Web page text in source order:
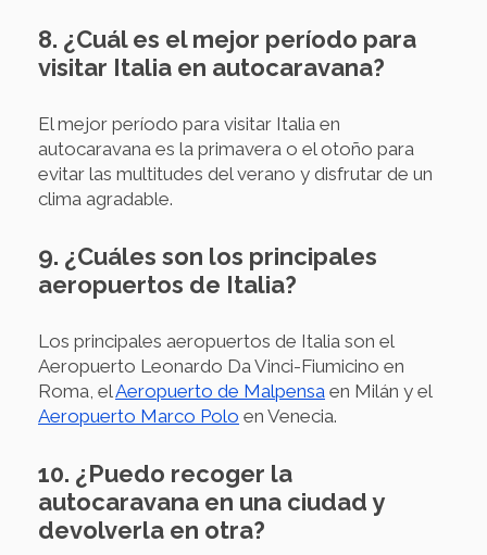
8. ¿Cuál es el mejor período para
visitar Italia en autocaravana?
El mejor período para visitar Italia en
autocaravana es la primavera o el otoño para
evitar las multitudes del verano y disfrutar de un
clima agradable.
9. ¿Cuáles son los principales
aeropuertos de Italia?
Los principales aeropuertos de Italia son el
Aeropuerto Leonardo Da Vinci-Fiumicino en
Roma, elAeropuerto de Malpensa en Milán y el
Aeropuerto Marco Polo en Venecia.
10. ¿Puedo recoger la
autocaravana en una ciudad y
devolverla en otra?